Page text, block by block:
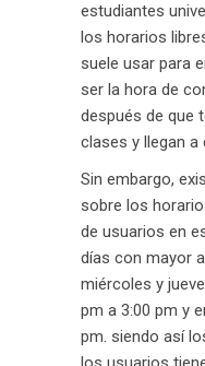
estudiantes
los horarios
suele usar para
ser la hora de
después de que
clases y llegan a
Sin embargo,
sobre los
de usuarios en
días con mayor
miércoles y
pm a 3:00 pm y
pm. siendo así